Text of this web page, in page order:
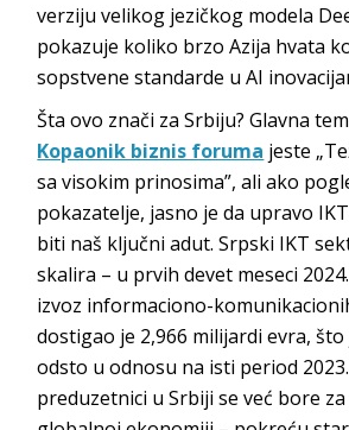
verziju velikog jezičkog modela
pokazuje koliko brzo Azija hvata
sopstvene standarde u AI in
Šta ovo znači za Srbiju? Glavna
Kopaonik biznis foruma jeste
sa visokim prinosima”, ali ako
pokazatelje, jasno je da upravo
biti naš ključni adut. Srpski IKT
skalira – u prvih devet meseci
izvoz informaciono-
dostigao je 2,966 milijardi evra,
odsto u odnosu na isti period
preduzetnici u Srbiji se već bore